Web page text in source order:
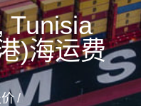
Tunisia
)海运费
/